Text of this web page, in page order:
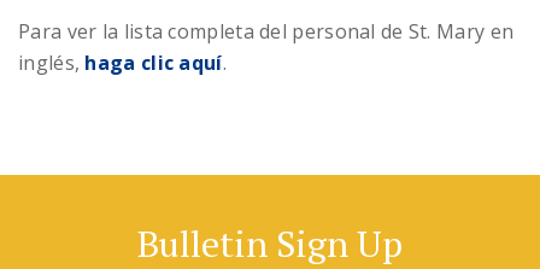
Para ver la lista completa del personal de St. Mary en
inglés, haga clic aquí.
Bulletin Sign Up